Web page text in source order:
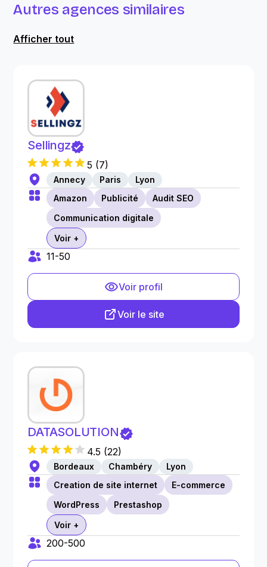
Autres agences similaires
Afficher tout
Sellingz
5 (7)
Annecy Paris
Lyon
Amazon
Publicité
Audit SEO
Communication digitale
Voir +
11-50
Voir profil
Voir le site
DATASOLUTION
4.5 (22)
Bordeaux Chambéry
Lyon
Creation de site internet
E-commerce
WordPress
Prestashop
Voir +
200-500